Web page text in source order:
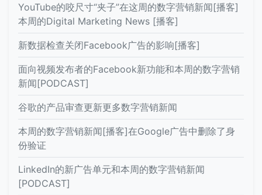
YouTube的咬尺寸“夹子”在这周的数字营销新闻[播客]
本周的Digital Marketing News [播客]
新数据检查关闭Facebook广告的影响[播客]
面向视频发布者的Facebook新功能和本周的数字营销
新闻[PODCAST]
谷歌的产品审查更新更多数字营销新闻
本周的数字营销新闻[播客]在Google广告中删除了身
份验证
LinkedIn的新广告单元和本周的数字营销新闻
[PODCAST]